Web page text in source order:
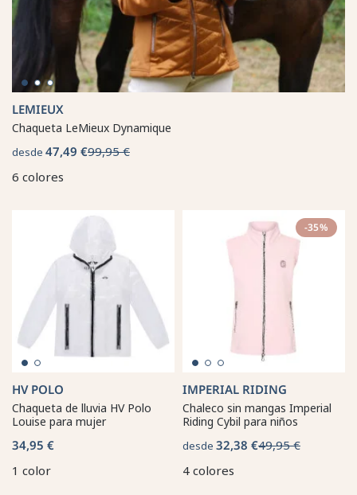
LEMIEUX
Chaqueta LeMieux Dynamique
desde 47,49 €99,95 €
6 colores
HV POLO
Chaqueta de lluvia HV Polo
Louise para mujer
34,95 €
1 color
-35%
IMPERIAL RIDING
Chaleco sin mangas Imperial
Riding Cybil para niños
desde 32,38 €49,95 €
4 colores